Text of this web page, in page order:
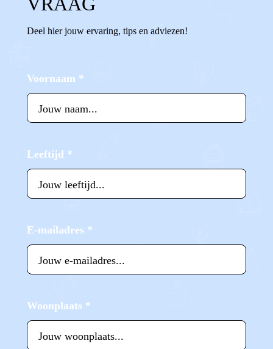
Deel hier jouw ervaring, tips en adviezen!
Voornaam *
Leeftijd *
E-mailadres *
Woonplaats *